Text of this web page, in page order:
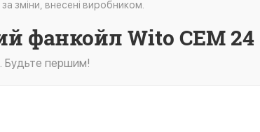
зміни, внесені виробником.
фанкойл Wito CEM 24
Будьте першим!